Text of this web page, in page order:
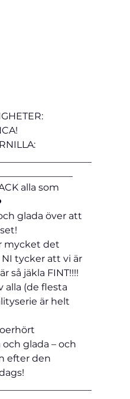
alla som
glada över att
mycket det
NI tycker att vi är
så jäkla FINT!!!!
alla (de flesta
är helt
glada – och
efter den